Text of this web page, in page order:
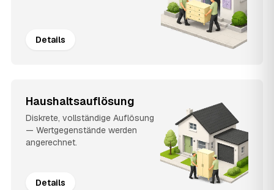
Details
Haushaltsauflösung
Diskrete, vollständige Auflösung
— Wertgegenstände werden
angerechnet.
Details